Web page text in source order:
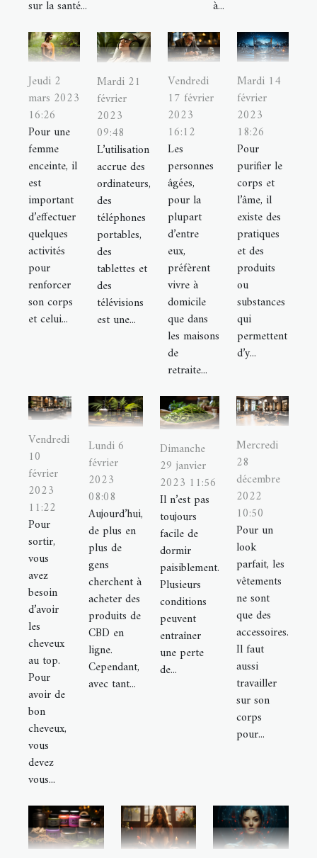
sur la santé... à...
Jeudi 2
mars 2023
16:26
Pour une
femme
enceinte, il
est
important
d’effectuer
quelques
activités
pour
renforcer
son corps
et celui...
Mardi 21
février
2023
09:48
L’utilisation
accrue des
ordinateurs,
des
téléphones
portables,
des
tablettes et
des
télévisions
est une...
Vendredi
17 février
2023
16:12
Les
personnes
âgées,
pour la
plupart
d’entre
eux,
préfèrent
vivre à
domicile
que dans
les maisons
de
retraite...
Mardi 14
février
2023
18:26
Pour
purifier le
corps et
l’âme, il
existe des
pratiques
et des
produits
ou
substances
qui
permettent
d’y...
Vendredi
10
février
2023
11:22
Pour
sortir,
vous
avez
besoin
d’avoir
les
cheveux
au top.
Pour
avoir de
bon
cheveux,
vous
devez
vous...
Lundi 6
février
2023
08:08
Aujourd’hui,
de plus en
plus de
gens
cherchent à
acheter des
produits de
CBD en
ligne.
Cependant,
avec tant...
Dimanche
29 janvier
2023 11:56
Il n’est pas
toujours
facile de
dormir
paisiblement.
Plusieurs
conditions
peuvent
entraîner
une perte
de...
Mercredi
28
décembre
2022
10:50
Pour un
look
parfait, les
vêtements
ne sont
que des
accessoires.
Il faut
aussi
travailler
sur son
corps
pour...